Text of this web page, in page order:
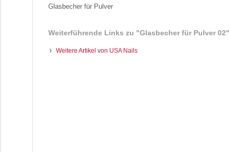
Glasbecher für Pulver
Weiterführende Links zu "Glasbecher für Pulver 02"
Weitere Artikel von USA Nails